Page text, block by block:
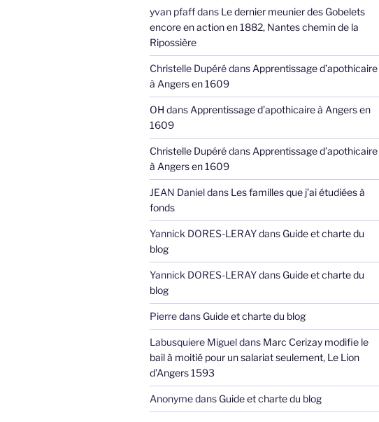
yvan pfaffdans Le dernier meunier des Gobelets
encore en action en 1882, Nantes chemin de la
Ripossière
Christelle Dupérédans Apprentissage d’apothicaire
à Angers en 1609
OH dans Apprentissage d’apothicaire à Angers en
1609
Christelle Dupérédans Apprentissage d’apothicaire
à Angers en 1609
JEAN Danieldans Les familles que j’ai étudiées à
fonds
Yannick DORES-LERAYdans Guide et charte du
blog
Yannick DORES-LERAYdans Guide et charte du
blog
Pierredans Guide et charte du blog
Labusquiere Migueldans Marc Cerizay modifie le
bail à moitié pour un salariat seulement, Le Lion
d’Angers 1593
Anonymedans Guide et charte du blog